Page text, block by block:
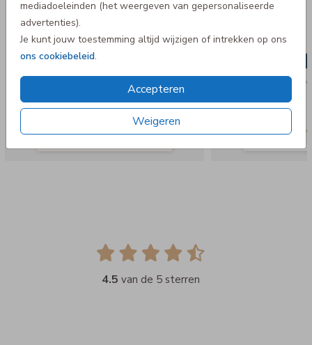
mediadoeleinden (het weergeven van gepersonaliseerde
advertenties).
Je kunt jouw toestemming altijd wijzigen of intrekken op ons
ons cookiebeleid.
Accepteren
Weigeren
4.5 van de 5 sterren